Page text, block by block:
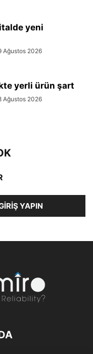
yeni
Ağustos 2026
yerli ürün şart
Ağustos 2026
YAPIN